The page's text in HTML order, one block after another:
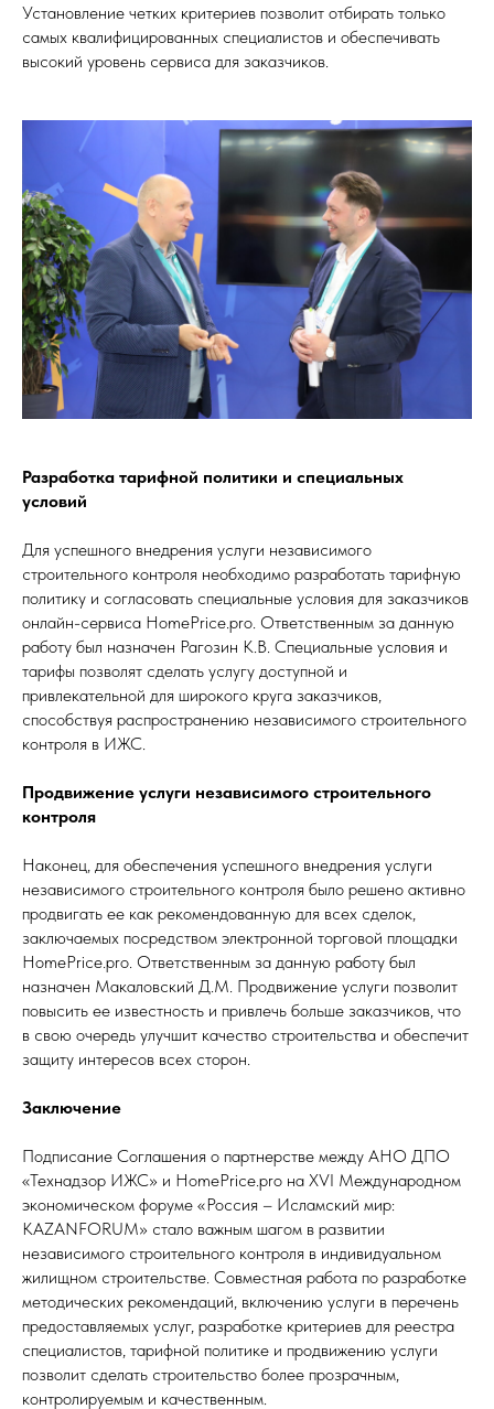
Установление четких критериев позволит отбирать только
самых квалифицированных специалистов и обеспечивать
высокий уровень сервиса для заказчиков.
Разработка тарифной политики и специальных
условий
Для успешного внедрения услуги независимого
строительного контроля необходимо разработать тарифную
политику и согласовать специальные условия для заказчиков
онлайн-сервиса HomePrice.pro. Ответственным за данную
работу был назначен Рагозин К.В. Специальные условия и
тарифы позволят сделать услугу доступной и
привлекательной для широкого круга заказчиков,
способствуя распространению независимого строительного
контроля в ИЖС.
Продвижение услуги независимого строительного
контроля
Наконец, для обеспечения успешного внедрения услуги
независимого строительного контроля было решено активно
продвигать ее как рекомендованную для всех сделок,
заключаемых посредством электронной торговой площадки
HomePrice.pro. Ответственным за данную работу был
назначен Макаловский Д.М. Продвижение услуги позволит
повысить ее известность и привлечь больше заказчиков, что
в свою очередь улучшит качество строительства и обеспечит
защиту интересов всех сторон.
Заключение
Подписание Соглашения о партнерстве между АНО ДПО
«Технадзор ИЖС» и HomePrice.pro на XVI Международном
экономическом форуме «Россия – Исламский мир:
KAZANFORUM» стало важным шагом в развитии
независимого строительного контроля в индивидуальном
жилищном строительстве. Совместная работа по разработке
методических рекомендаций, включению услуги в перечень
предоставляемых услуг, разработке критериев для реестра
специалистов, тарифной политике и продвижению услуги
позволит сделать строительство более прозрачным,
контролируемым и качественным.